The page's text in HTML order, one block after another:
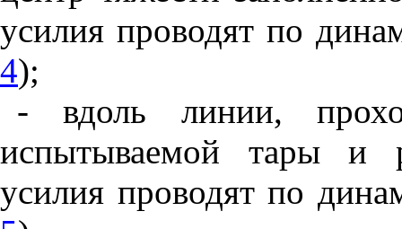
усилия проводят по
4);
- вдоль линии,
испытываемой тары и
усилия проводят по